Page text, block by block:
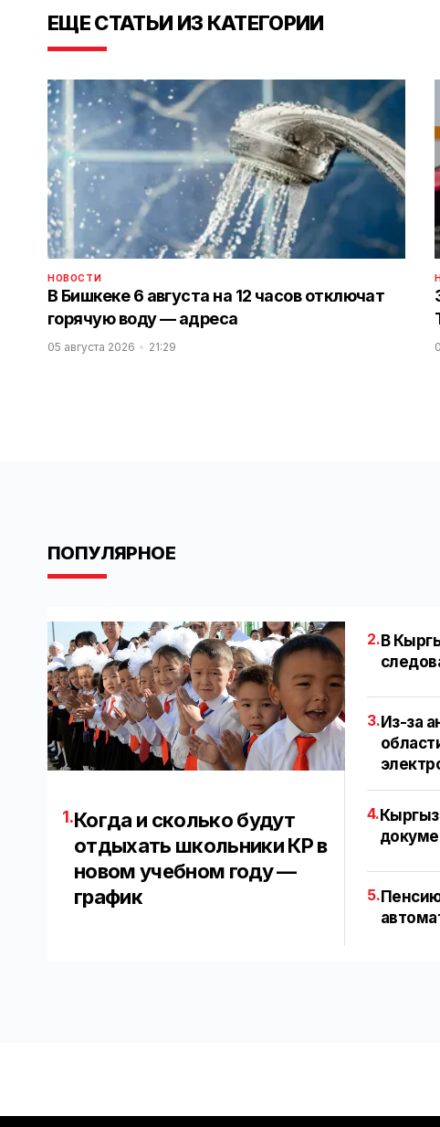
ЕЩЕ СТАТЬИ ИЗ КАТЕГОРИИ
НОВОСТИ
В Бишкеке 6 августа на 12 часов отключат
горячую воду — адреса
05 августа 2026 21:29
ПОПУЛЯРНОЕ
1.Когда и сколько будут
отдыхать школьники КР в
новом учебном году —
график
2. В
3.Из-за
4.
5.